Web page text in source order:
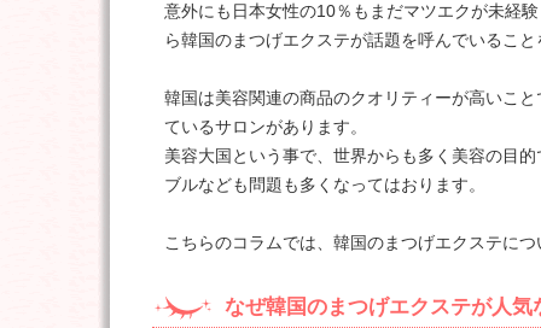
意外にも日本女性の10％もまだマツエクが未経
ら韓国のまつげエクステが話題を呼んでいるこ
韓国は美容関連の商品のクオリティーが高いこ
ているサロンがあります。
美容大国という事で、世界からも多く美容の目
ブルなども問題も多くなってはおります。
こちらのコラムでは、韓国のまつげエクステに
なぜ韓国のまつげエクステが人気